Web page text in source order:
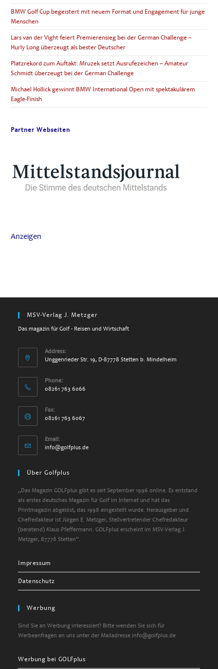
BMW Golf Cup begeistert mit neuem Format und Engagement für junge
Menschen
Lars van der Vight feiert Premierensieg bei der German Challenge –
Hurly Long überzeugt als bester Deutscher
Platzrekord zum Auftakt: Mruzek setzt Ausrufezeichen – Amateur
Schmidt überzeugt bei der German Challenge
Michael Hollick gewinnt BMW International Open mit spektakulärem
Eagle-Finish
Partner Webseiten
Anzeigen
MSV-Verlag J. Metzger
Das magazin für Golf - Reisen und Wirtschaft
Address:
Unggenrieder Str. 19, D-87778 Stetten b. Mindelheim
Phone:
08261 763 6066
Fax:
08261 763 6067
Email:
info@golfplus.de
Über Golfplus
„Das Magazin GOLFplus gibt es seit September 1996 online. Es entstand
als erstes deutsches Magazin für Golf im Internet und hat das
Printmagazin abgelöst, das 1998 eingestellt wurde. Herausgeber und
Chefredakteur ist Jürgen E. Metzger, Stellvertretender Chefredakteur
(beratend) Klaus Pfeffermann. GOLFplus erscheint im MSV-Verlag J.
Metzger, 87778 Stetten“.
Impressum
Datenschutz
Werbung
Sind Sie an Werbung interessiert? Bitte wenden Sie sich für
Werbeanfragen an uns unter der Mailadresse info@golfplus.de
Werbung bei GOLFplus